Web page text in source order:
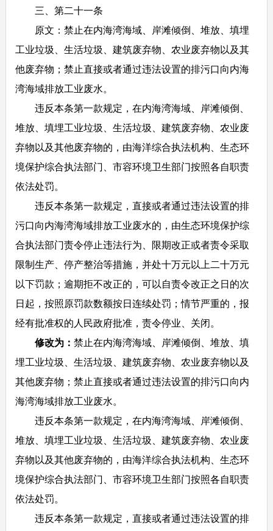
三、第二十一条
原文：禁止在内海湾海域、岸滩倾倒、堆放、填埋
工业垃圾、生活垃圾、建筑废弃物、农业废弃物以及其
他废弃物；禁止直接或者通过违法设置的排污口向内海
湾海域排放工业废水。
违反本条第一款规定，在内海湾海域、岸滩倾倒、
堆放、填埋工业垃圾、生活垃圾、建筑废弃物、农业废
弃物以及其他废弃物的，由海洋综合执法机构、生态环
境保护综合执法部门、市容环境卫生部门按照各自职责
依法处罚。
违反本条第一款规定，直接或者通过违法设置的排
污口向内海湾海域排放工业废水的，由生态环境保护综
合执法部门责令停止违法行为、限期改正或者责令采取
限制生产、停产整治等措施，并处十万元以上二十万元
以下罚款；逾期拒不改正的，可以自责令改正之日的次
日起，按照原罚款数额按日连续处罚；情节严重的，报
经有批准权的人民政府批准，责令停业、关闭。
修改为： 禁止在内海湾海域、岸滩倾倒、堆放、填
埋工业垃圾、生活垃圾、建筑废弃物、农业废弃物以及
其他废弃物；禁止直接或者通过违法设置的排污口向内
海湾海域排放工业废水。
违反本条第一款规定，在内海湾海域、岸滩倾倒、
堆放、填埋工业垃圾、生活垃圾、建筑废弃物、农业废
弃物以及其他废弃物的，由海洋综合执法机构、生态环
境保护综合执法部门、市容环境卫生部门按照各自职责
依法处罚。
违反本条第一款规定，直接或者通过违法设置的排